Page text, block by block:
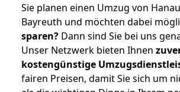
Sie planen einen Umzug von
Bayreuth und möchten dabei
sparen? Dann sind Sie bei uns
Unser Netzwerk bieten Ihnen
kostengünstige
fairen Preisen, damit Sie sich um